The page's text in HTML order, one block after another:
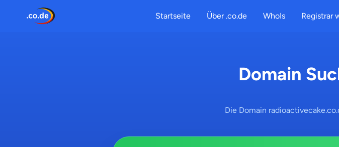
Startseite Über .co.de WhoIs Registrar
Domain
Die Domain